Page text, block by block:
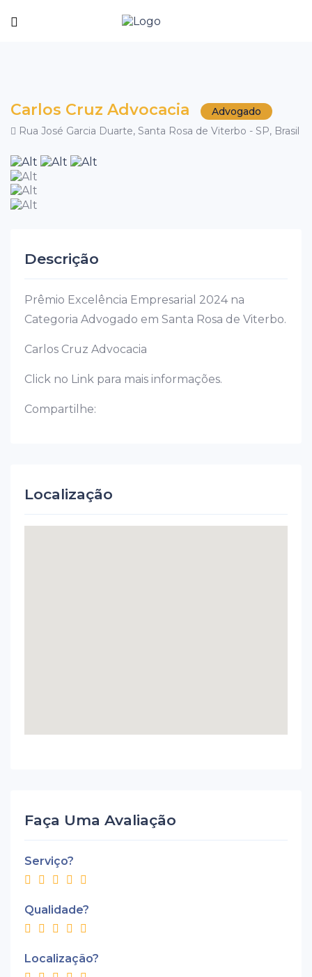
Carlos Cruz Advocacia
Advogado
Rua José Garcia Duarte, Santa Rosa de Viterbo - SP, Brasil
Descrição
Prêmio Excelência Empresarial 2024 na
Categoria Advogado em Santa Rosa de Viterbo.
Carlos Cruz Advocacia
Click no Link para mais informações.
Compartilhe:
Localização
Faça Uma Avaliação
Serviço?
Qualidade?
Localização?